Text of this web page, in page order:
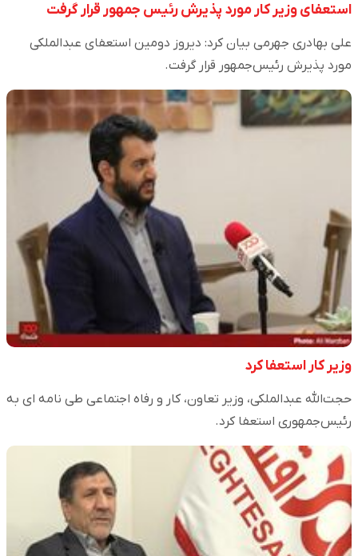
استعفای وزیر کار مورد پذیرش رئیس جمهور قرار گرفت
علی بهادری جهرمی بیان کرد: دیروز دومین استعفای عبدالملکی
مورد پذیرش رئیس‌جمهور قرار گرفت.
وزیر کار استعفا کرد
حجت‌الله عبدالملکی، وزیر تعاون، کار و رفاه اجتماعی طی نامه ای به
رئیس‌جمهوری استعفا کرد.